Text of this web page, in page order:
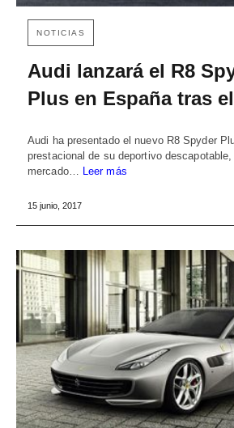
NOTICIAS
Audi lanzará el R8
Plus en España tras
Audi ha presentado el nuevo R8 Spyder
prestacional de su deportivo descapotable,
mercado…
Leer más
15 junio, 2017